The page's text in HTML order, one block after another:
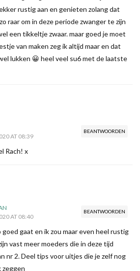
rustig aan en genieten zolang dat
raar om in deze periode zwanger te zijn
een tikkeltje zwaar. maar goed je moet
van maken zeg ik altijd maar en dat
lukken 😀 heel veel su6 met de laatste
BEANTWOORDEN
AT 08:39
Rach! x
BEANTWOORDEN
AT 08:40
gaat en ik zou maar even heel rustig
vast meer moeders die in deze tijd
nr 2. Deel tips voor uitjes die je zelf nog
zeggen